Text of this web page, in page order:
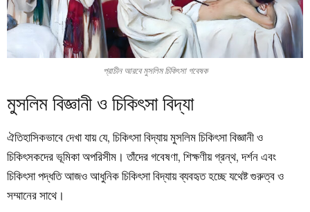
প্রাচীন আরবে মুসলিম চিকিৎসা গবেষক
মুসলিম বিজ্ঞানী ও চিকিৎসা বিদ্যা
ঐতিহাসিকভাবে দেখা যায় যে, চিকিৎসা বিদ্যায় মুসলিম চিকিৎসা বিজ্ঞানী ও
চিকিৎসকদের ভূমিকা অপরিসীম। তাঁদের গবেষণা, শিক্ষণীয় গ্রন্থ, দর্শন এবং
চিকিৎসা পদ্ধতি আজও আধুনিক চিকিৎসা বিদ্যায় ব্যবহৃত হচ্ছে যথেষ্ট গুরুত্ব ও
সম্মানের সাথে।